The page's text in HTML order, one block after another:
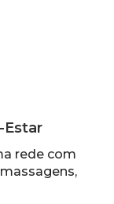
Estar
rede com